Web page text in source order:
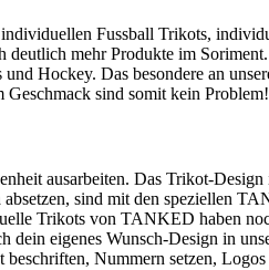
Fussball Trikots,
mehr Produkte im
Hockey. Das besondere an
sind somit kein Problem!
ausarbeiten. Das Trikot-
sind mit den speziellen
Trikots von TANKED haben
eigenes Wunsch-Design in
Nummern setzen,